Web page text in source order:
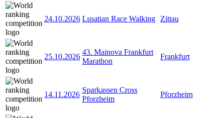
24.10.2026 Lusatian Race Walking Zittau
25.10.2026
43. Mainova Frankfurt
Marathon
Frankfurt
14.11.2026
Sparkassen Cross
Pforzheim
Pforzheim